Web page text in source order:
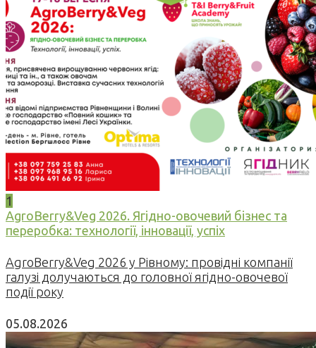
1
AgroBerry&Veg 2026. Ягідно-овочевий бізнес та
переробка: технології, інновації, успіх
AgroBerry&Veg 2026 у Рівному: провідні компанії
галузі долучаються до головної ягідно-овочевої
події року
05.08.2026